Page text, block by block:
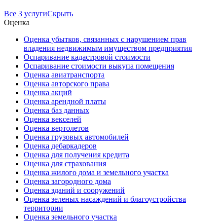
Все 3 услугиСкрыть
Оценка
Оценка убытков, связанных с нарушением прав
владения недвижимым имуществом предприятия
Оспаривание кадастровой стоимости
Оспаривание стоимости выкупа помещения
Оценка авиатранспорта
Оценка авторского права
Оценка акций
Оценка арендной платы
Оценка баз данных
Оценка векселей
Оценка вертолетов
Оценка грузовых автомобилей
Оценка дебаркадеров
Оценка для получения кредита
Оценка для страхования
Оценка жилого дома и земельного участка
Оценка загородного дома
Оценка зданий и сооружений
Оценка зеленых насаждений и благоустройства
территории
Оценка земельного участка